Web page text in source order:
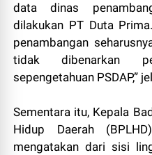
data dinas
dilakukan PT Duta
penambangan
tidak dibenarkan
sepengetahuan PSDAP,”
Sementara itu, Kepala
Hidup Daerah
mengatakan dari sisi